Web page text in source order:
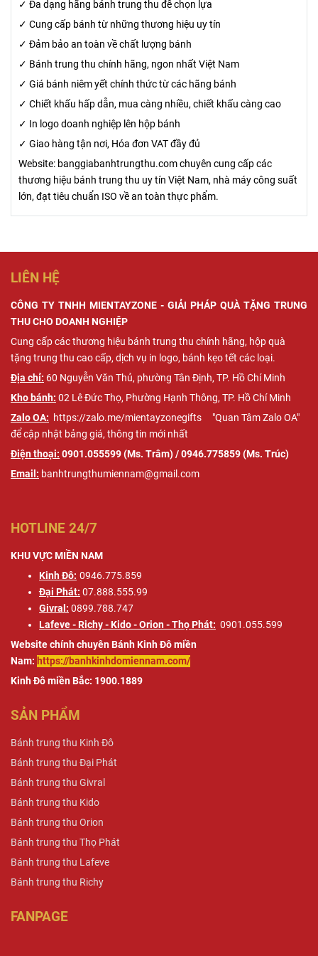
dân trong ký ức
nhiều thế hệ
người Việt.
này? Cùng tìm
hiểu thông qua
bài viết sau.
xuất hiện xuyên
suốt để tối ưu
hóa nội dung
✓ Đa dạng hãng bánh trung thu để chọn lựa
✓ Cung cấp bánh từ những thương hiệu uy tín
✓ Đảm bảo an toàn về chất lượng bánh
✓ Bánh trung thu chính hãng, ngon nhất Việt Nam
✓ Giá bánh niêm yết chính thức từ các hãng bánh
✓ Chiết khấu hấp dẫn, mua càng nhiều, chiết khấu càng cao
✓ In logo doanh nghiệp lên hộp bánh
✓ Giao hàng tận nơi, Hóa đơn VAT đầy đủ
Website: banggiabanhtrungthu.com chuyên cung cấp các
thương hiệu bánh trung thu uy tín Việt Nam, nhà máy công suất
lớn, đạt tiêu chuẩn ISO về an toàn thực phẩm.
LIÊN HỆ
CÔNG TY TNHH MIENTAYZONE - GIẢI PHÁP QUÀ TẶNG TRUNG
THU CHO DOANH NGHIỆP
Cung cấp các thương hiệu bánh trung thu chính hãng, hộp quà
tặng trung thu cao cấp, dịch vụ in logo, bánh kẹo tết các loại.
Địa chỉ: 60 ​​Nguyễn Văn Thủ, phường Tân Định, TP. Hồ Chí Minh
Kho bánh: 02 Lê Đức Thọ, Phường Hạnh Thông, TP. Hồ Chí Minh
Zalo OA: https://zalo.me/mientayzonegifts "Quan Tâm Zalo OA"
để cập nhật bảng giá, thông tin mới nhất
Điện thoại: 0901.055599 (Ms. Trâm) / 0946.775859 (Ms. Trúc)
Email: banhtrungthumiennam@gmail.com
HOTLINE 24/7
KHU VỰC MIỀN NAM
Kinh Đô: 0946.775.859
Đại Phát: 07.888.555.99
Givral: 0899.788.747
Lafeve - Richy - Kido - Orion - Thọ Phát: 0901.055.599
Website chính chuyên Bánh Kinh Đô miền
Nam: https://banhkinhdomiennam.com/
Kinh Đô miền Bắc: 1900.1889
SẢN PHẨM
Bánh trung thu Kinh Đô
Bánh trung thu Đại Phát
Bánh trung thu Givral
Bánh trung thu Kido
Bánh trung thu Orion
Bánh trung thu Thọ Phát
Bánh trung thu Lafeve
Bánh trung thu Richy
FANPAGE